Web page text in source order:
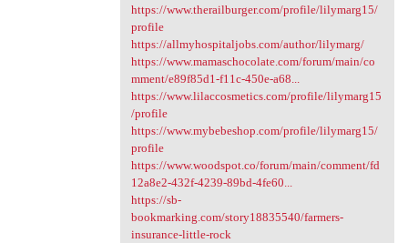
https://www.therailburger.com/profile/lilymarg15/
profile
https://allmyhospitaljobs.com/author/lilymarg/
https://www.mamaschocolate.com/forum/main/co
mment/e89f85d1-f11c-450e-a68...
https://www.lilaccosmetics.com/profile/lilymarg15
/profile
https://www.mybebeshop.com/profile/lilymarg15/
profile
https://www.woodspot.co/forum/main/comment/fd
12a8e2-432f-4239-89bd-4fe60...
https://sb-
bookmarking.com/story18835540/farmers-
insurance-little-rock